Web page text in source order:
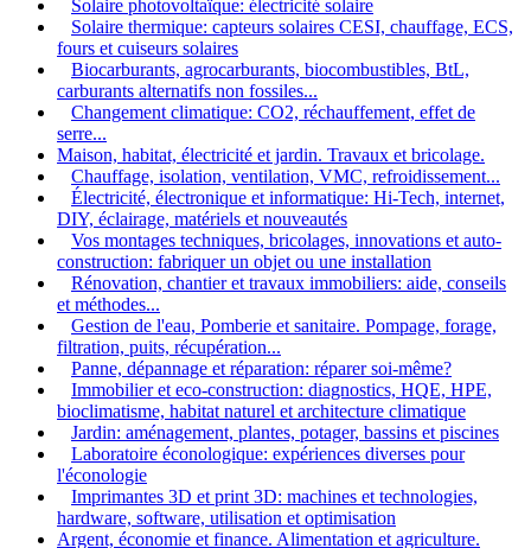
Solaire photovoltaïque: électricité solaire
Solaire thermique: capteurs solaires CESI, chauffage, ECS,
fours et cuiseurs solaires
Biocarburants, agrocarburants, biocombustibles, BtL,
carburants alternatifs non fossiles...
Changement climatique: CO2, réchauffement, effet de
serre...
Maison, habitat, électricité et jardin. Travaux et bricolage.
Chauffage, isolation, ventilation, VMC, refroidissement...
Électricité, électronique et informatique: Hi-Tech, internet,
DIY, éclairage, matériels et nouveautés
Vos montages techniques, bricolages, innovations et auto-
construction: fabriquer un objet ou une installation
Rénovation, chantier et travaux immobiliers: aide, conseils
et méthodes...
Gestion de l'eau, Pomberie et sanitaire. Pompage, forage,
filtration, puits, récupération...
Panne, dépannage et réparation: réparer soi-même?
Immobilier et eco-construction: diagnostics, HQE, HPE,
bioclimatisme, habitat naturel et architecture climatique
Jardin: aménagement, plantes, potager, bassins et piscines
Laboratoire éconologique: expériences diverses pour
l'éconologie
Imprimantes 3D et print 3D: machines et technologies,
hardware, software, utilisation et optimisation
Argent, économie et finance. Alimentation et agriculture.